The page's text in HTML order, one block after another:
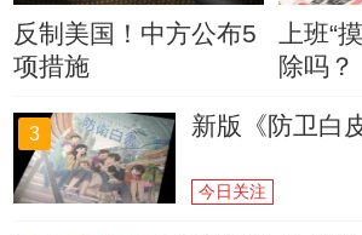
反制美国！中方公布5
项措施
上班“
除吗？
3 新版《防卫白
今日关注